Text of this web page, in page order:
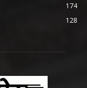
174
128